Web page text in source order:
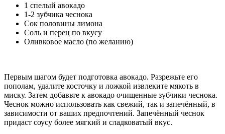
1 спелый авокадо
1-2 зубчика чеснока
Сок половины лимона
Соль и перец по вкусу
Оливковое масло (по желанию)
Первым шагом будет подготовка авокадо. Разрежьте его
пополам, удалите косточку и ложкой извлеките мякоть в
миску. Затем добавьте к авокадо очищенные зубчики чеснока.
Чеснок можно использовать как свежий, так и запечённый, в
зависимости от ваших предпочтений. Запечённый чеснок
придаст соусу более мягкий и сладковатый вкус.